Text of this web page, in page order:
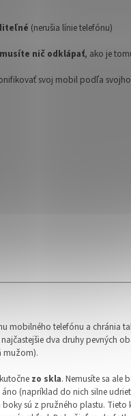
(nerušia línie telefónu)
nič odklápať, ako je
svoj mobil podľa
mobilného telefónu a chránia
dva druhy pevných
mužom).
zo skla. Nemusíte sa ale
(napríklad do nich silne
sú z pružného plastu. Tieto